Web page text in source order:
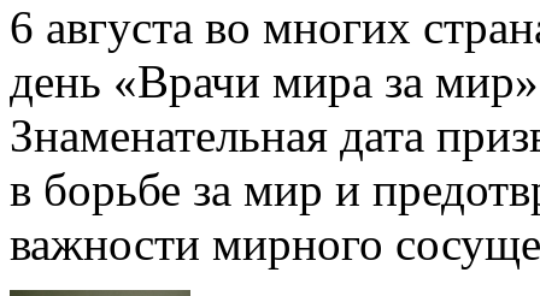
6 августа во многих
день «Врачи мира за
Знаменательная дата
в борьбе за мир и
важности мирного